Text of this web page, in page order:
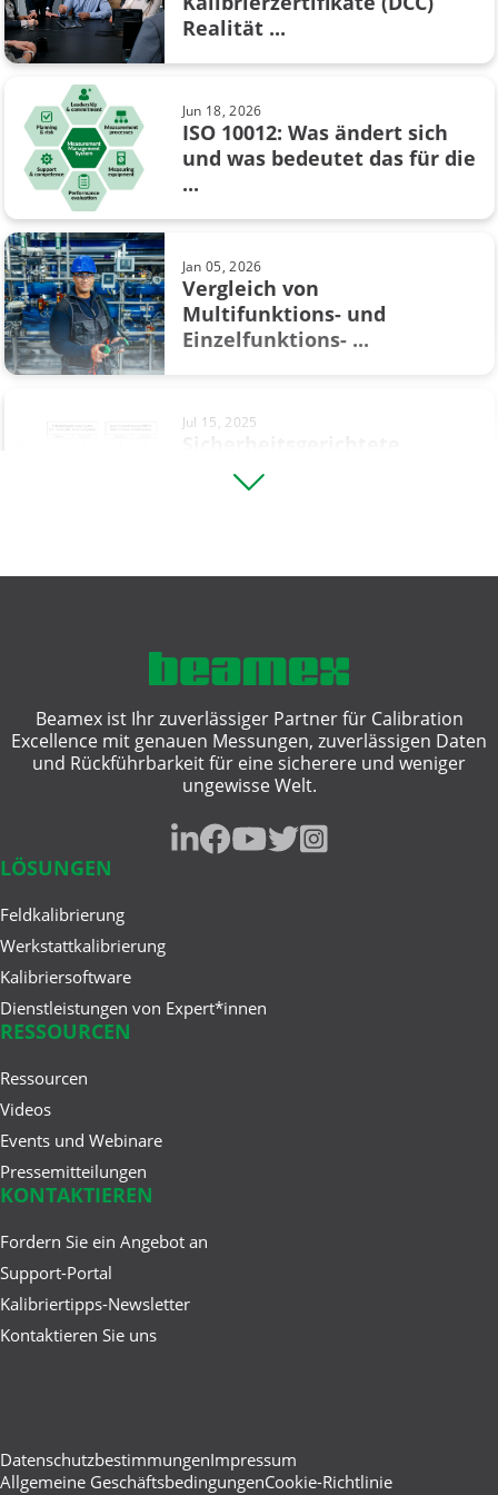
Messtechnik
Messunsicherheit
Ohmsches Gesetz
Prozessautomatisierung
Rückführbarkeit
Smart-Instrumente
Thermoelement
Waage
Waagenkalibrierung
Wägetechnik
Apr 28, 2021
Temperaturschalter kalibrieren –
so funktioniert’s
Jul 08, 2019
Waagenkalibrierung - Wie man
Waagen kalibriert
Mai 15, 2025
Ein Leitfaden für den Kauf
Realität ...
Jun 18, 2026
ISO 10012: Was ändert sich
und was bedeutet das für die
...
Jan 05, 2026
Vergleich von
Multifunktions- und
Einzelfunktions- ...
Jul 15, 2025
Systeme (Safety
Instrumented ...
Apr 28, 2025
HART Kommunikator vs. HART
Kalibrator: Die wichtigsten ...
Kalibrierlösungen
Digital Calibration Certificate
(DCC) – Was ist das und ...
Beamex ist Ihr zuverlässiger Partner für Calibration
Excellence mit genauen Messungen, zuverlässigen Daten
und Rückführbarkeit für eine sicherere und weniger
ungewisse Welt.
LÖSUNGEN
Feldkalibrierung
Werkstattkalibrierung
Kalibriersoftware
Dienstleistungen von Expert*innen
RESSOURCEN
Ressourcen
Videos
Events und Webinare
Pressemitteilungen
KONTAKTIEREN
Fordern Sie ein Angebot an
Support-Portal
Kalibriertipps-Newsletter
Kontaktieren Sie uns
DatenschutzbestimmungenImpressum
Allgemeine GeschäftsbedingungenCookie-Richtlinie